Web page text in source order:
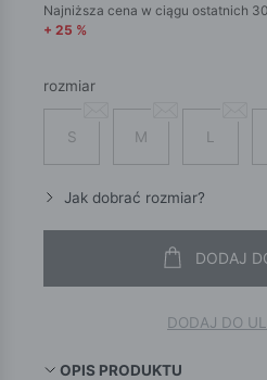
Najniższa cena w ciągu ostatnich
+ 25 %
rozmiar
S M L
Jak dobrać rozmiar?
DODAJ
DODAJ DO
OPIS PRODUKTU